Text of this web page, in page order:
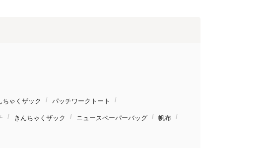
ちゃくザック パッチワークトート
きんちゃくザック ニュースペーパーバッグ 帆布